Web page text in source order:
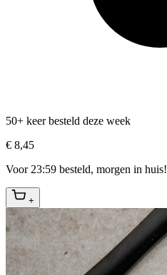
50+ keer besteld deze week
€ 8,45
Voor 23:59 besteld, morgen in huis!
+